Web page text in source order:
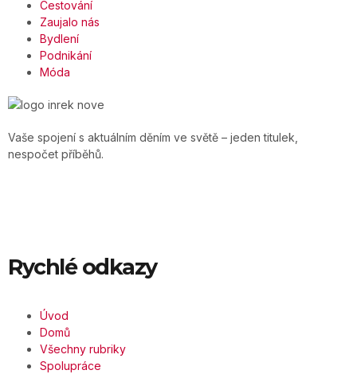
Cestování
Zaujalo nás
Bydlení
Podnikání
Móda
Vaše spojení s aktuálním děním ve světě – jeden titulek,
nespočet příběhů.
Rychlé odkazy
Úvod
Domů
Všechny rubriky
Spolupráce